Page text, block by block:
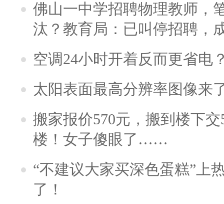
佛山一中学招聘物理教师，
汰？教育局：已叫停招聘，
空调24小时开着反而更省电
太阳表面最高分辨率图像来
搬家报价570元，搬到楼下
楼！女子傻眼了……
“不建议大家买深色蛋糕”上
了！